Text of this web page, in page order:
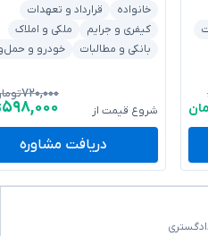
خانواده
قرارداد و تعهدات
کیفری و جرایم
ملکی و املاک
بانکی و مطالبات
خودرو و
شروع قیمت از
۷۲۰,۰۰۰
۵۹۸,۰۰۰
دریافت مشاوره